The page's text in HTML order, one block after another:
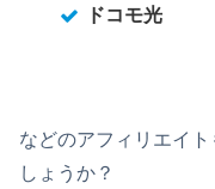
ドコモ光
などのアフィリエイ
しょうか？